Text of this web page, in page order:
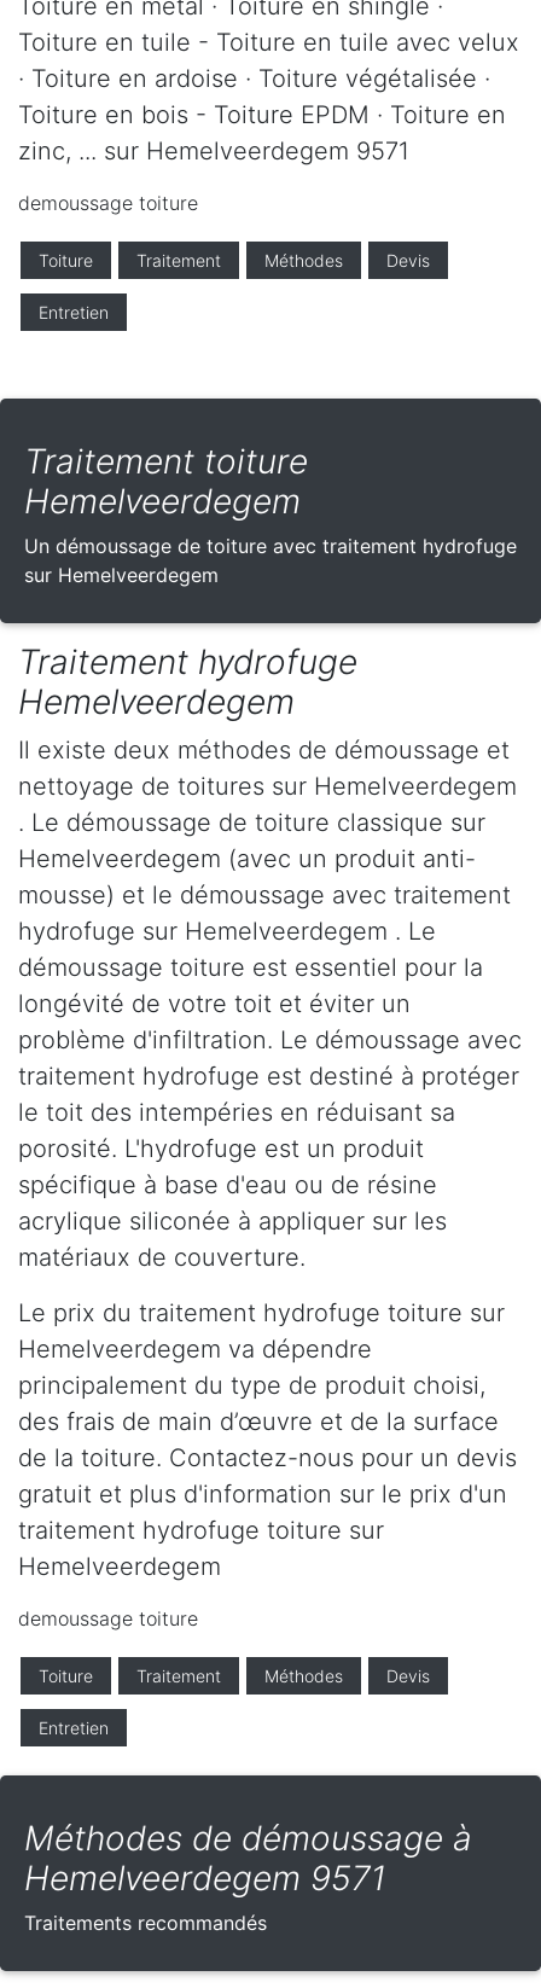
Toiture en métal · Toiture en shingle ·
Toiture en tuile - Toiture en tuile avec velux
· Toiture en ardoise · Toiture végétalisée ·
Toiture en bois - Toiture EPDM · Toiture en
zinc, ... sur Hemelveerdegem 9571
demoussage toiture
Toiture Traitement Méthodes Devis
Entretien
Traitement toiture
Hemelveerdegem
Un démoussage de toiture avec traitement hydrofuge
sur Hemelveerdegem
Traitement hydrofuge
Hemelveerdegem
Il existe deux méthodes de démoussage et
nettoyage de toitures sur Hemelveerdegem
. Le démoussage de toiture classique sur
Hemelveerdegem (avec un produit anti-
mousse) et le démoussage avec traitement
hydrofuge sur Hemelveerdegem . Le
démoussage toiture est essentiel pour la
longévité de votre toit et éviter un
problème d'infiltration. Le démoussage avec
traitement hydrofuge est destiné à protéger
le toit des intempéries en réduisant sa
porosité. L'hydrofuge est un produit
spécifique à base d'eau ou de résine
acrylique siliconée à appliquer sur les
matériaux de couverture.
Le prix du traitement hydrofuge toiture sur
Hemelveerdegem va dépendre
principalement du type de produit choisi,
des frais de main d’œuvre et de la surface
de la toiture. Contactez-nous pour un devis
gratuit et plus d'information sur le prix d'un
traitement hydrofuge toiture sur
Hemelveerdegem
demoussage toiture
Toiture Traitement Méthodes Devis
Entretien
Méthodes de démoussage à
Hemelveerdegem 9571
Traitements recommandés